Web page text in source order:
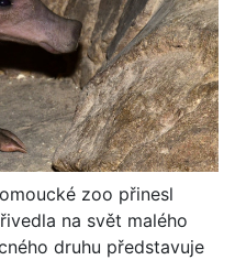
zoo přinesl
na svět malého
druhu představuje